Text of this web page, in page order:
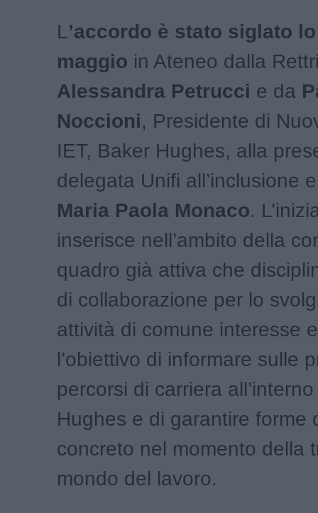
L’accordo è stato siglato
maggio in Ateneo dalla
Alessandra Petrucci e da
Noccioni, Presidente di
IET, Baker Hughes, alla
delegata Unifi all’inclusione
Maria Paola Monaco.
inserisce nell’ambito della
quadro già attiva che
di collaborazione per lo
attività di comune interesse
l’obiettivo di informare sulle
percorsi di carriera
Hughes e di garantire forme
concreto nel momento della
mondo del lavoro.